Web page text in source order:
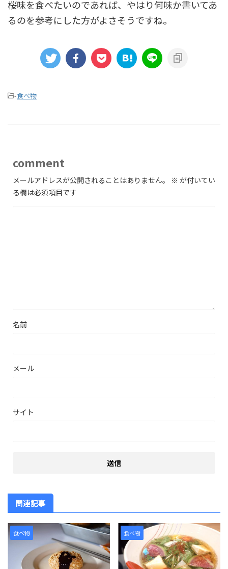
桜味を食べたいのであれば、やはり何味か書いてあ
るのを参考にした方がよさそうですね。
-食べ物
comment
メールアドレスが公開されることはありません。 ※ が付いてい
る欄は必須項目です
名前
メール
サイト
関連記事
食べ物 食べ物